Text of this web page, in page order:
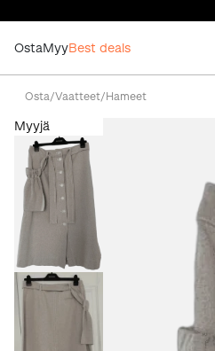
OstaMyyBest deals
Osta/Vaatteet/ Hameet
Myyjä